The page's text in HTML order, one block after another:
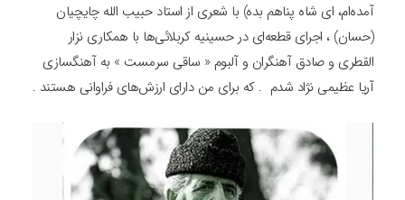
آمده‌ام، ای شاه پناهم بده) با شعری از استاد حبیب الله چایچیان
(حسان) ، اجرای قطعه‌ای در حسینیه کربلائی‌ها با همکاری نزار
القطری و صادق آهنگران و آلبوم « ساقی سرمست » به آهنگسازی
آریا عظیمی نژاد شدم . که برای من دارای ارزش‌های فراوانی هستند .